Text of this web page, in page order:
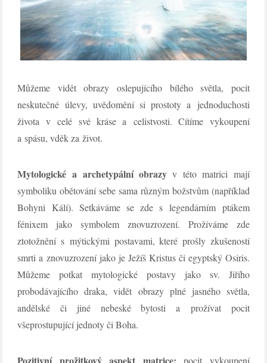
Můžeme vidět obrazy oslepujícího bílého světla, pocit
neskutečné úlevy, uvědomění si prostoty a jednoduchosti
života v celé své kráse a celistvosti. Cítíme vykoupení
a spásu, vděk za život.
Mytologické a archetypální obrazyv této matrici mají
symboliku obětování sebe sama různým božstvům (například
Bohyni Kálí). Setkáváme se zde s legendárním ptákem
fénixem jako symbolem znovuzrození. Prožíváme zde
ztotožnění s mýtickými postavami, které prošly zkušeností
smrti a znovuzrození jako je Ježíš Kristus či egyptský Osiris.
Můžeme potkat mytologické postavy jako sv. Jiřího
probodávajícího draka, vidět obrazy plné jasného světla,
andělské či jiné nebeské bytosti a prožívat pocit
všeprostupující jednoty či Boha.
Pozitivní prožitkový aspekt matrice: pocit vykoupení